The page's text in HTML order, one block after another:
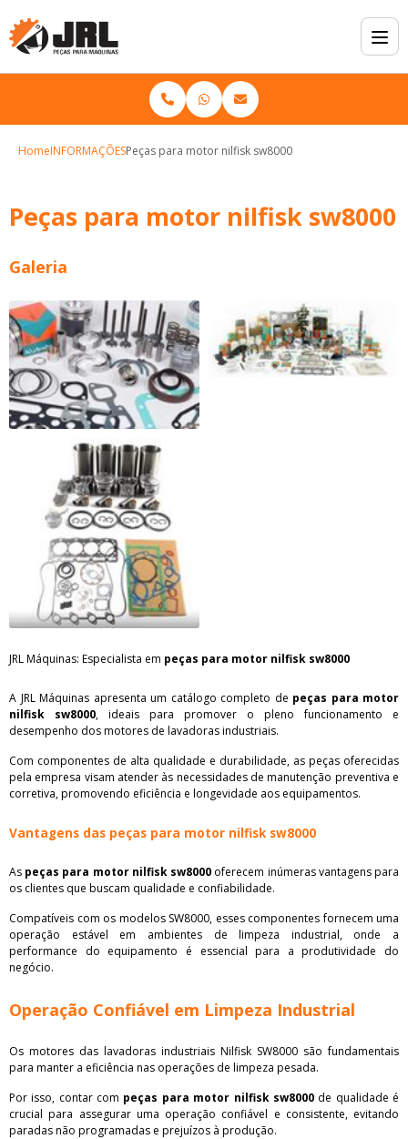
HomeINFORMAÇÕESPeças para motor nilfisk sw8000
Peças para motor nilfisk sw8000
Galeria
JRL Máquinas: Especialista em peças para motor nilfisk sw8000
A JRL Máquinas apresenta um catálogo completo de peças para motor
nilfisk sw8000, ideais para promover o pleno funcionamento e
desempenho dos motores de lavadoras industriais.
Com componentes de alta qualidade e durabilidade, as peças oferecidas
pela empresa visam atender às necessidades de manutenção preventiva e
corretiva, promovendo eficiência e longevidade aos equipamentos.
Vantagens das peças para motor nilfisk sw8000
As peças para motor nilfisk sw8000 oferecem inúmeras vantagens para
os clientes que buscam qualidade e confiabilidade.
Compatíveis com os modelos SW8000, esses componentes fornecem uma
operação estável em ambientes de limpeza industrial, onde a
performance do equipamento é essencial para a produtividade do
negócio.
Operação Confiável em Limpeza Industrial
Os motores das lavadoras industriais Nilfisk SW8000 são fundamentais
para manter a eficiência nas operações de limpeza pesada.
Por isso, contar com peças para motor nilfisk sw8000de qualidade é
crucial para assegurar uma operação confiável e consistente, evitando
paradas não programadas e prejuízos à produção.